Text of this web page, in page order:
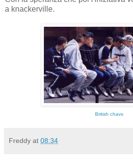
a knackerville.
British chavs
Freddy at 08:34